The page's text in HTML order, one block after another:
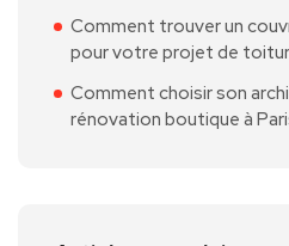
Comment trouver un
pour votre projet de
Comment choisir son
rénovation boutique à